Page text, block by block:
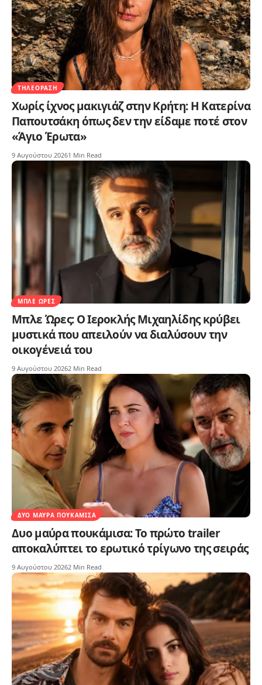
ΤΗΛΕΌΡΑΣΗ
Χωρίς ίχνος μακιγιάζ στην Κρήτη: Η Κατερίνα
Παπουτσάκη όπως δεν την είδαμε ποτέ στον
«Άγιο Έρωτα»
9 Αυγούστου 20261 Min Read
ΜΠΛΕ ΏΡΕΣ
Μπλε Ώρες: Ο Ιεροκλής Μιχαηλίδης κρύβει
μυστικά που απειλούν να διαλύσουν την
οικογένειά του
9 Αυγούστου 20262 Min Read
ΔΥΟ ΜΑΎΡΑ ΠΟΥΚΆΜΙΣΑ
Δυο μαύρα πουκάμισα: Το πρώτο trailer
αποκαλύπτει το ερωτικό τρίγωνο της σειράς
9 Αυγούστου 20262 Min Read